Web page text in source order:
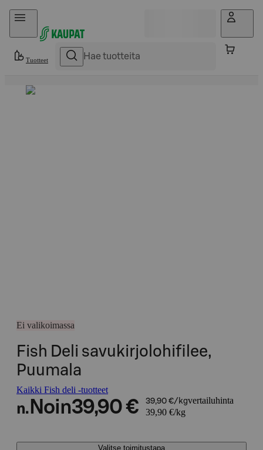
Hyppää sisältöön
Tuotteet
Ei valikoimassa
Fish Deli savukirjolohifilee,
Puumala
Kaikki Fish deli -tuotteet
n. Noin39,90 € 39,90 €/kgvertailuhinta
39,90 €/kg
Valitse toimitustapa